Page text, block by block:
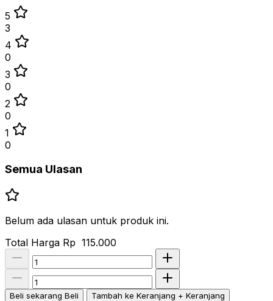
5
3
4
0
3
0
2
0
1
0
Semua Ulasan
Belum ada ulasan untuk produk ini.
Total Harga Rp 115.000
Beli sekarang Beli Tambah ke Keranjang + Keranjang